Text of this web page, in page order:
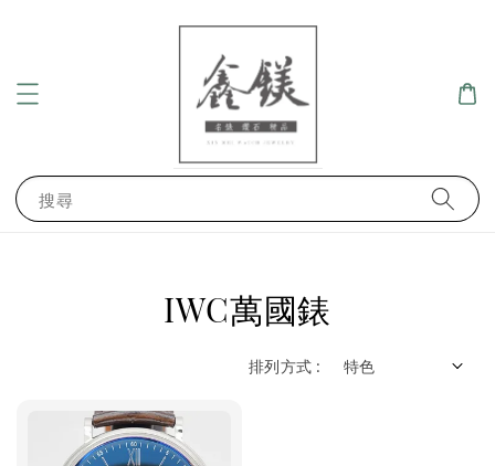
搜尋
IWC萬國錶
排列方式 :